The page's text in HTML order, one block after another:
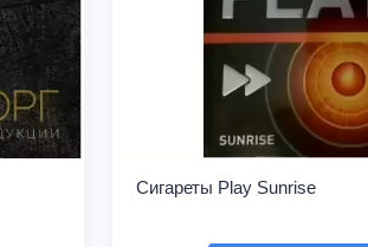
Сигареты Play Sunrise